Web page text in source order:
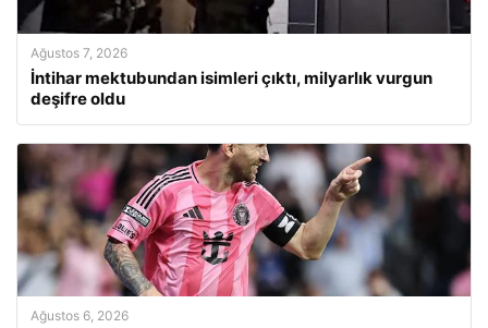
Ağustos 7, 2026
İntihar mektubundan isimleri çıktı, milyarlık vurgun
deşifre oldu
Ağustos 6, 2026